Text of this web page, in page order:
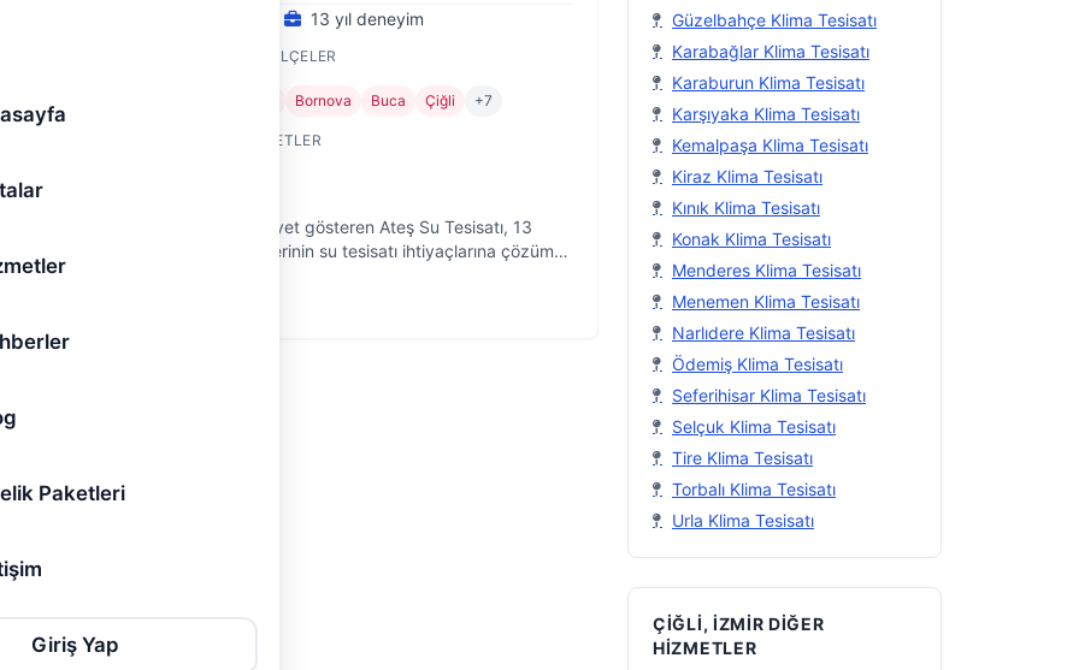
Paketleri
Giriş Yap
13 yıl deneyim
HIZMET VERDIĞI İLÇELER
Bornova Buca Çiğli +7
SUNDUĞU HIZMETLER
İzmir Çiğli'de faaliyet gösteren Ateş Su Tesisatı, 13
yıldır ev ve iş yerlerinin su tesisatı ihtiyaçlarına çözüm
Güzelbahçe Klima Tesisatı
Karabağlar Klima Tesisatı
Karaburun Klima Tesisatı
Karşıyaka Klima Tesisatı
Kemalpaşa Klima Tesisatı
Kiraz Klima Tesisatı
Kınık Klima Tesisatı
Konak Klima Tesisatı
Menderes Klima Tesisatı
Menemen Klima Tesisatı
Narlıdere Klima Tesisatı
Ödemiş Klima Tesisatı
Seferihisar Klima Tesisatı
Selçuk Klima Tesisatı
Tire Klima Tesisatı
Torbalı Klima Tesisatı
Urla Klima Tesisatı
ÇIĞLI, İZMIR DIĞER
HIZMETLER